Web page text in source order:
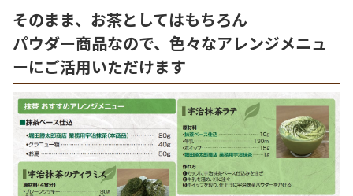
そのまま、お茶としてはもちろん
パウダー商品なので、色々なアレンジメニュ
ーにご活用いただけます